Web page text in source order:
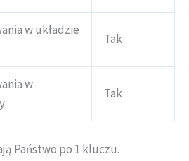
w układzie
Tak
w
Tak
Państwo po 1 kluczu.